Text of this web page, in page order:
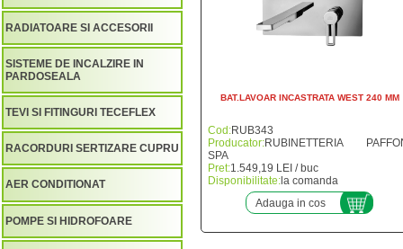
RADIATOARE SI ACCESORII
SISTEME DE INCALZIRE IN
PARDOSEALA
TEVI SI FITINGURI TECEFLEX
RACORDURI SERTIZARE CUPRU
AER CONDITIONAT
POMPE SI HIDROFOARE
BAT.LAVOAR INCASTRATA WEST 240 MM
Cod:RUB343
Producator:RUBINETTERIA
SPA
Pret:1.549,19 LEI / buc
Disponibilitate: la comanda
Adauga in cos